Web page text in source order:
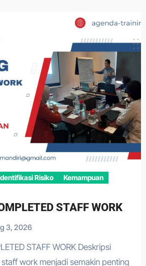
Risiko
Kemampuan
STAFF WORK
3, 2026
work menjadi semakin penting